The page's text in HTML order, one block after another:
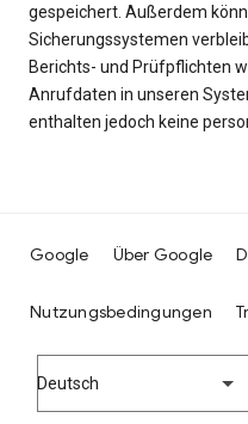
gespeichert. Außerdem
Sicherungssystemen
Berichts- und Prüfpflichten
Anrufdaten in unseren
enthalten jedoch keine
Google Über Google
Nutzungsbedingungen
Deutsch